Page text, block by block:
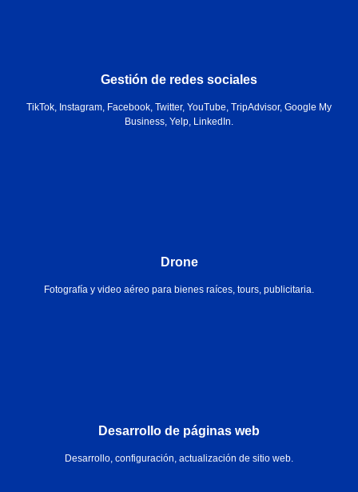
Gestión de redes sociales
TikTok, Instagram, Facebook, Twitter, YouTube, TripAdvisor, Google My
Business, Yelp, LinkedIn.
Drone
Fotografía y video aéreo para bienes raíces, tours, publicitaria.
Desarrollo de páginas web
Desarrollo, configuración, actualización de sitio web.